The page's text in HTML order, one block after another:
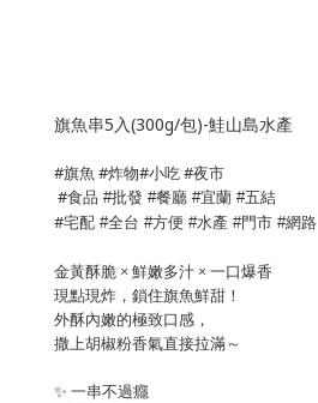
旗魚串5入(300g/包)-鮭山島水產
#旗魚 #炸物#小吃 #夜市
#食品 #批發 #餐廳 #宜蘭 #五結
#宅配 #全台 #方便 #水產 #門市 #網路
金黃酥脆 × 鮮嫩多汁 × 一口爆香
現點現炸，鎖住旗魚鮮甜！
外酥內嫩的極致口感，
撒上胡椒粉香氣直接拉滿～
✨ 一串不過癮